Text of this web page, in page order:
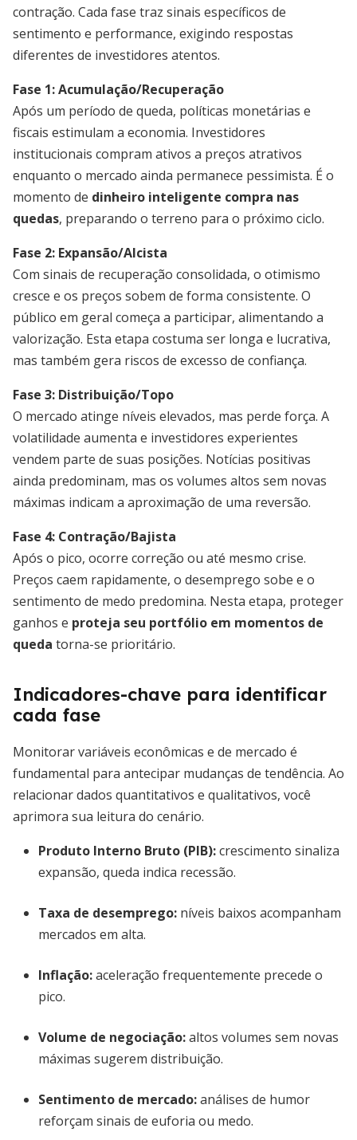
contração. Cada fase traz sinais específicos de
sentimento e performance, exigindo respostas
diferentes de investidores atentos.
Fase 1: Acumulação/Recuperação
Após um período de queda, políticas monetárias e
fiscais estimulam a economia. Investidores
institucionais compram ativos a preços atrativos
enquanto o mercado ainda permanece pessimista. É o
momento de dinheiro inteligente compra nas
quedas, preparando o terreno para o próximo ciclo.
Fase 2: Expansão/Alcista
Com sinais de recuperação consolidada, o otimismo
cresce e os preços sobem de forma consistente. O
público em geral começa a participar, alimentando a
valorização. Esta etapa costuma ser longa e lucrativa,
mas também gera riscos de excesso de confiança.
Fase 3: Distribuição/Topo
O mercado atinge níveis elevados, mas perde força. A
volatilidade aumenta e investidores experientes
vendem parte de suas posições. Notícias positivas
ainda predominam, mas os volumes altos sem novas
máximas indicam a aproximação de uma reversão.
Fase 4: Contração/Bajista
Após o pico, ocorre correção ou até mesmo crise.
Preços caem rapidamente, o desemprego sobe e o
sentimento de medo predomina. Nesta etapa, proteger
ganhos e proteja seu portfólio em momentos de
queda torna-se prioritário.
Indicadores-chave para identificar
cada fase
Monitorar variáveis econômicas e de mercado é
fundamental para antecipar mudanças de tendência. Ao
relacionar dados quantitativos e qualitativos, você
aprimora sua leitura do cenário.
Produto Interno Bruto (PIB):crescimento sinaliza
expansão, queda indica recessão.
Taxa de desemprego: níveis baixos acompanham
mercados em alta.
Inflação:aceleração frequentemente precede o
pico.
Volume de negociação:altos volumes sem novas
máximas sugerem distribuição.
Sentimento de mercado:análises de humor
reforçam sinais de euforia ou medo.